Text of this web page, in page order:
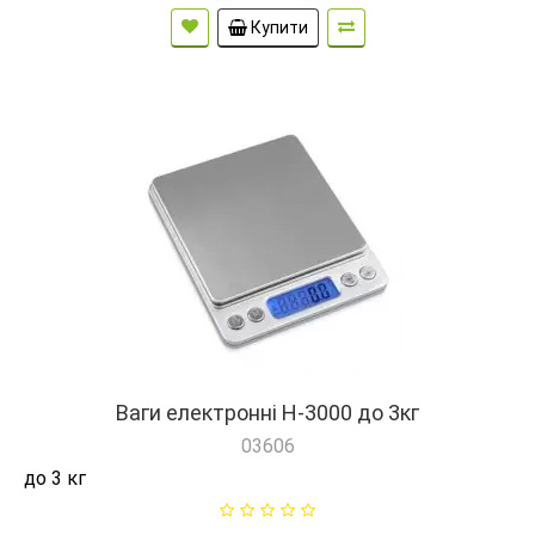
Купити
Ваги електронні H-3000 до 3кг
03606
до 3 кг